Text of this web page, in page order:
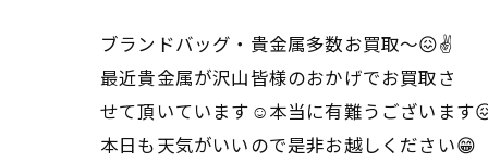
ブランドバッグ・貴金属多数お買取〜😖✌
最近貴金属が沢山皆様のおかげでお買取さ
せて頂いています☺本当に有難うございます
本日も天気がいいので是非お越しください😁